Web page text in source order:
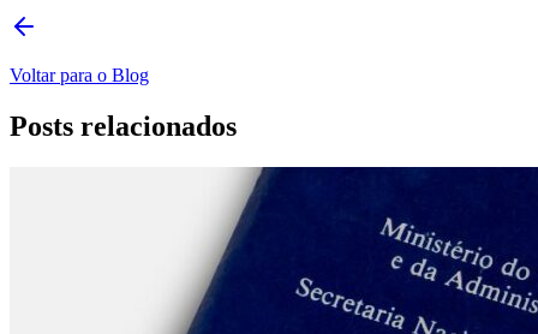
Voltar para o Blog
Posts relacionados